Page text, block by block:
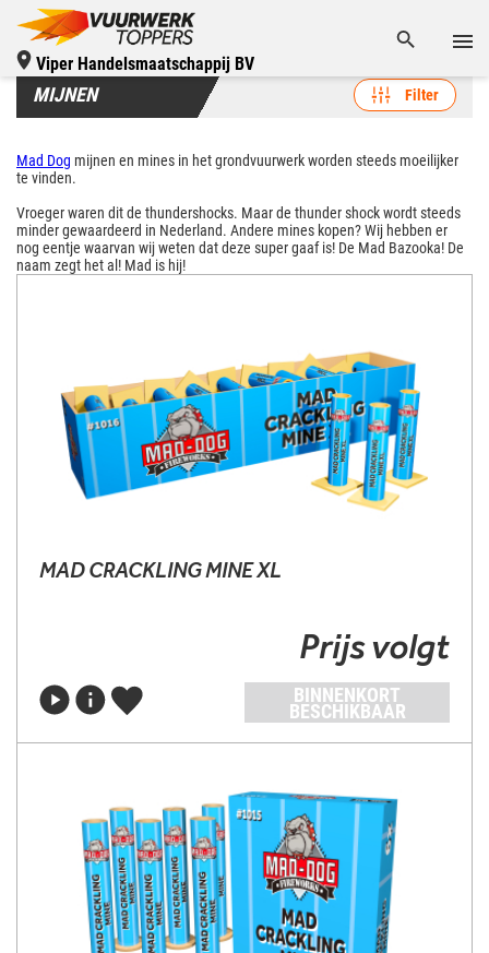
Viper Handelsmaatschappij BV
MIJNEN Filter
Mad Dog mijnen en mines in het grondvuurwerk worden steeds moeilijker
te vinden.
Vroeger waren dit de thundershocks. Maar de thunder shock wordt steeds
minder gewaardeerd in Nederland. Andere mines kopen? Wij hebben er
nog eentje waarvan wij weten dat deze super gaaf is! De Mad Bazooka! De
naam zegt het al! Mad is hij!
MAD CRACKLING MINE XL
Prijs volgt
BINNENKORT
BESCHIKBAAR